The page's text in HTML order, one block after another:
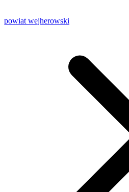
powiat wejherowski